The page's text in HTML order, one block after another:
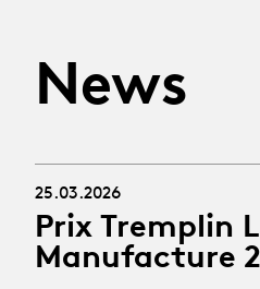
News
25.03.2026
Prix Tremplin
Manufacture